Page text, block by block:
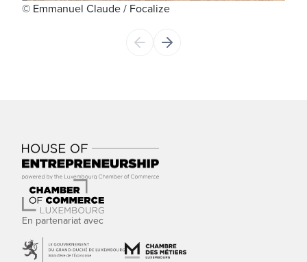
© Emmanuel Claude / Focalize
En partenariat avec